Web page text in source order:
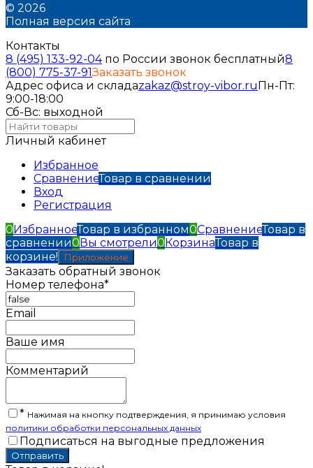
© 2026
Полная версия сайта
Контакты
8 (495) 133-92-04по России звонок бесплатный8
(800) 775-37-91Заказать звонок
Адрес офиса и складаzakaz@stroy-vibor.ruПн-Пт:
9:00-18:00
Сб-Вс: выходной
Личный кабинет
Избранное
СравнениеТовар в сравнении
Вход
Регистрация
0ИзбранноеТовар в избранном0СравнениеТовар в
сравнении0Вы смотрели0КорзинаТовар в
корзине!
Приложение
Заказать обратный звонок
Номер телефона*
Email
Ваше имя
Комментарий
* Нажимая на кнопку подтверждения, я принимаю условия
политики обработки персональных данных
Подписаться на выгодные предложения